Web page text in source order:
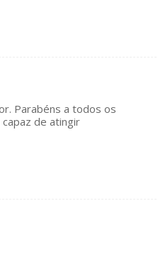
Parabéns a todos os
de atingir